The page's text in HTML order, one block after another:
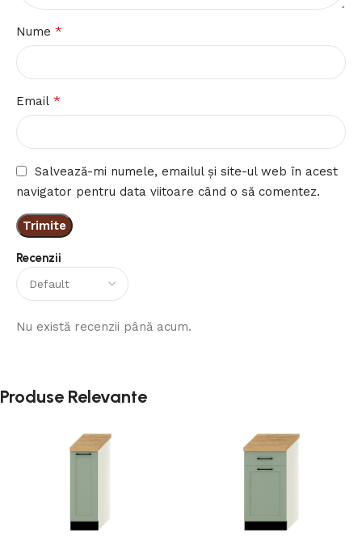
Recenzii
Nu există recenzii până acum.
Nume *
Email *
Salvează-mi numele, emailul și site-ul web în acest
navigator pentru data viitoare când o să comentez.
Produse Relevante